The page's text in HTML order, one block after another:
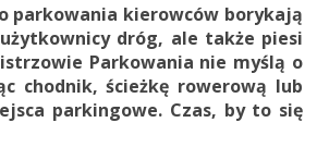
parkowania kierowców borykają
dróg, ale także piesi
Parkowania nie myślą o
chodnik, ścieżkę rowerową lub
parkingowe. Czas, by to się